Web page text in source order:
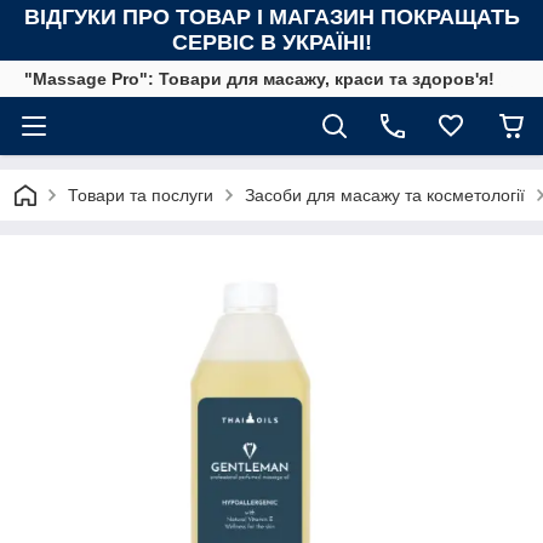
ВІДГУКИ ПРО ТОВАР І МАГАЗИН ПОКРАЩАТЬ
СЕРВІС В УКРАЇНІ!
"Massage Pro": Товари для масажу, краси та здоров'я!
Товари та послуги Засоби для масажу та косметології